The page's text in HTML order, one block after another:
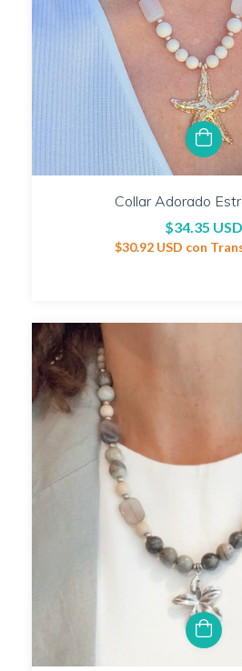
Collar Adorado
$34.35 USD
$30.92 USD con